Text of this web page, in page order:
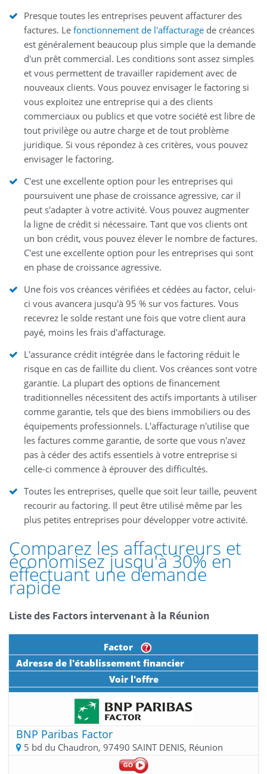
Presque toutes les entreprises peuvent affacturer des
factures. Le fonctionnement de l'affacturage de créances
est généralement beaucoup plus simple que la demande
d'un prêt commercial. Les conditions sont assez simples
et vous permettent de travailler rapidement avec de
nouveaux clients. Vous pouvez envisager le factoring si
vous exploitez une entreprise qui a des clients
commerciaux ou publics et que votre société est libre de
tout privilège ou autre charge et de tout problème
juridique. Si vous répondez à ces critères, vous pouvez
envisager le factoring.
C'est une excellente option pour les entreprises qui
poursuivent une phase de croissance agressive, car il
peut s'adapter à votre activité. Vous pouvez augmenter
la ligne de crédit si nécessaire. Tant que vos clients ont
un bon crédit, vous pouvez élever le nombre de factures.
C'est une excellente option pour les entreprises qui sont
en phase de croissance agressive.
Une fois vos créances vérifiées et cédées au factor, celui-
ci vous avancera jusqu'à 95 % sur vos factures. Vous
recevrez le solde restant une fois que votre client aura
payé, moins les frais d'affacturage.
L'assurance crédit intégrée dans le factoring réduit le
risque en cas de faillite du client. Vos créances sont votre
garantie. La plupart des options de financement
traditionnelles nécessitent des actifs importants à utiliser
comme garantie, tels que des biens immobiliers ou des
équipements professionnels. L'affacturage n'utilise que
les factures comme garantie, de sorte que vous n'avez
pas à céder des actifs essentiels à votre entreprise si
celle-ci commence à éprouver des difficultés.
Toutes les entreprises, quelle que soit leur taille, peuvent
recourir au factoring. Il peut être utilisé même par les
plus petites entreprises pour développer votre activité.
Comparez les affactureurs et
économisez jusqu'à 30% en
effectuant une demande
rapide
Liste des Factors intervenant à la Réunion
Factor
Adresse de l'établissement financier
Voir l'offre
BNP Paribas Factor
5 bd du Chaudron, 97490 SAINT DENIS, Réunion